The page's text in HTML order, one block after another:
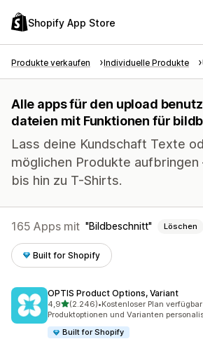
Shopify App Store
Produkte verkaufen Individuelle Produkte
Alle apps für den upload
dateien mit Funktionen für
Lass deine Kundschaft Texte
möglichen Produkte aufbringen
bis hin zu T-Shirts.
165 Apps mit Bildbeschnitt Löschen
Built for Shopify
OPTIS Product Options, Variant
4,9von 5 Sternen
(2.246)
2246 Rezensionen insgesamt
•Kostenloser Plan verfügbar
Produktoptionen und Varianten
Built for Shopify